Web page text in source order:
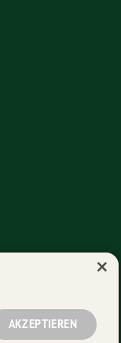
AKZEPTIEREN
×